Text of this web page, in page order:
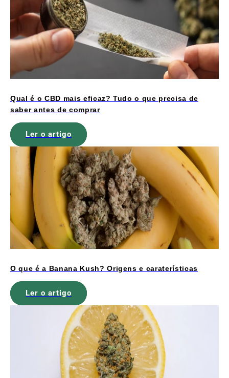
Qual é o CBD mais eficaz? Tudo o que precisa de
saber antes de comprar
Ler o artigo
O que é a Banana Kush? Origens e caraterísticas
Ler o artigo